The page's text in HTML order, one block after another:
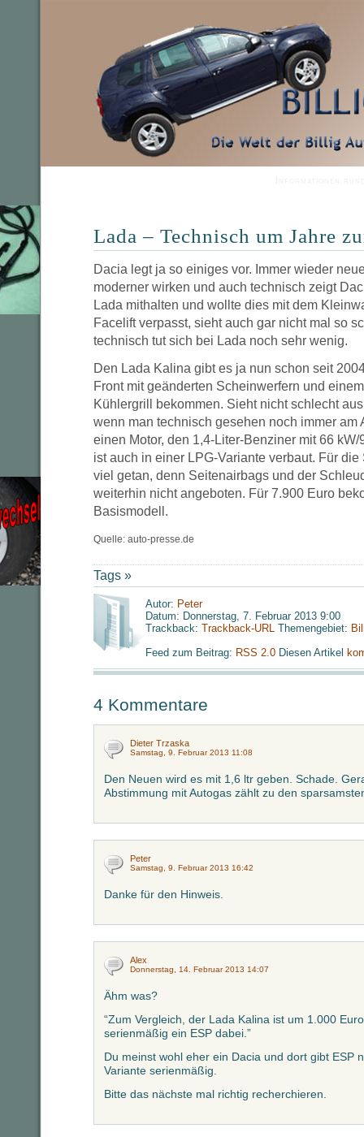
Lada – Technisch um Jahre
Dacia legt ja so einiges vor. Immer wieder
moderner wirken und auch technisch zeigt
Lada mithalten und wollte dies mit dem
Facelift verpasst, sieht auch gar nicht mal so
technisch tut sich bei Lada noch sehr wenig.
Den Lada Kalina gibt es ja nun schon seit
Front mit geänderten Scheinwerfern und
Kühlergrill bekommen. Sieht nicht schlecht
wenn man technisch gesehen noch immer am
einen Motor, den 1,4-Liter-Benziner mit 66
ist auch in einer LPG-Variante verbaut. Für
viel getan, denn Seitenairbags und der
weiterhin nicht angeboten. Für 7.900 Euro
Basismodell.
Quelle: auto-presse.de
Tags »
Autor: Peter
Datum: Donnerstag, 7. Februar 2013 9:00
Trackback: Trackback-URL Themengebiet:
Feed zum Beitrag: RSS 2.0 Diesen Artikel
4 Kommentare
Dieter Trzaska
Samstag, 9. Februar 2013 11:08
Den Neuen wird es mit 1,6 ltr geben. Schade.
Abstimmung mit Autogas zählt zu den
Peter
Samstag, 9. Februar 2013 16:42
Danke für den Hinweis.
Alex
Donnerstag, 14. Februar 2013 14:07
Ähm was?
“Zum Vergleich, der Lada Kalina ist um 1.000
serienmäßig ein ESP dabei.”
Du meinst wohl eher ein Dacia und dort gibt ESP
Variante serienmäßig.
Bitte das nächste mal richtig recherchieren.